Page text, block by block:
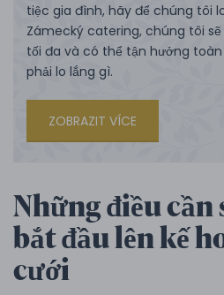
tiệc gia đình, hãy để chúng tôi
Zámecký catering, chúng tôi
tối đa và có thể tận hưởng
phải lo lắng gì.
ZOBRAZIT VÍCE
Những điều
bắt đầu lên kế
cưới